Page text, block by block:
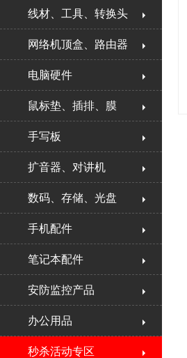
线材、工具、转换头
网络机顶盒、路由器
电脑硬件
鼠标垫、插排、膜
手写板
扩音器、对讲机
数码、存储、光盘
手机配件
笔记本配件
安防监控产品
办公用品
秒杀活动专区